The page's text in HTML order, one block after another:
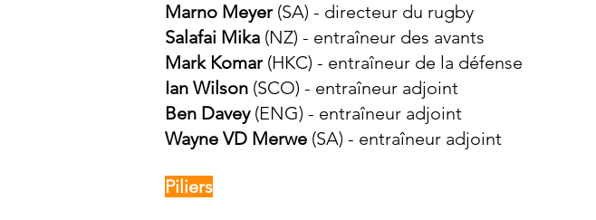
Marno Meyer (SA) - directeur du rugby
Salafai Mika (NZ) - entraîneur des avants
Mark Komar (HKC) - entraîneur de la défense
Ian Wilson (SCO) - entraîneur adjoint
Ben Davey(ENG) - entraîneur adjoint
Wayne VD Merwe (SA) - entraîneur adjoint
Piliers